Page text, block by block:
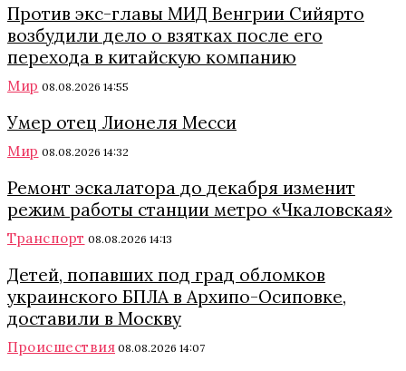
Против экс-главы МИД Венгрии Сийярто
возбудили дело о взятках после его
перехода в китайскую компанию
Мир 08.08.2026 14:55
Умер отец Лионеля Месси
Мир 08.08.2026 14:32
Ремонт эскалатора до декабря изменит
режим работы станции метро «Чкаловская»
Транспорт 08.08.2026 14:13
Детей, попавших под град обломков
украинского БПЛА в Архипо-Осиповке,
доставили в Москву
Происшествия 08.08.2026 14:07